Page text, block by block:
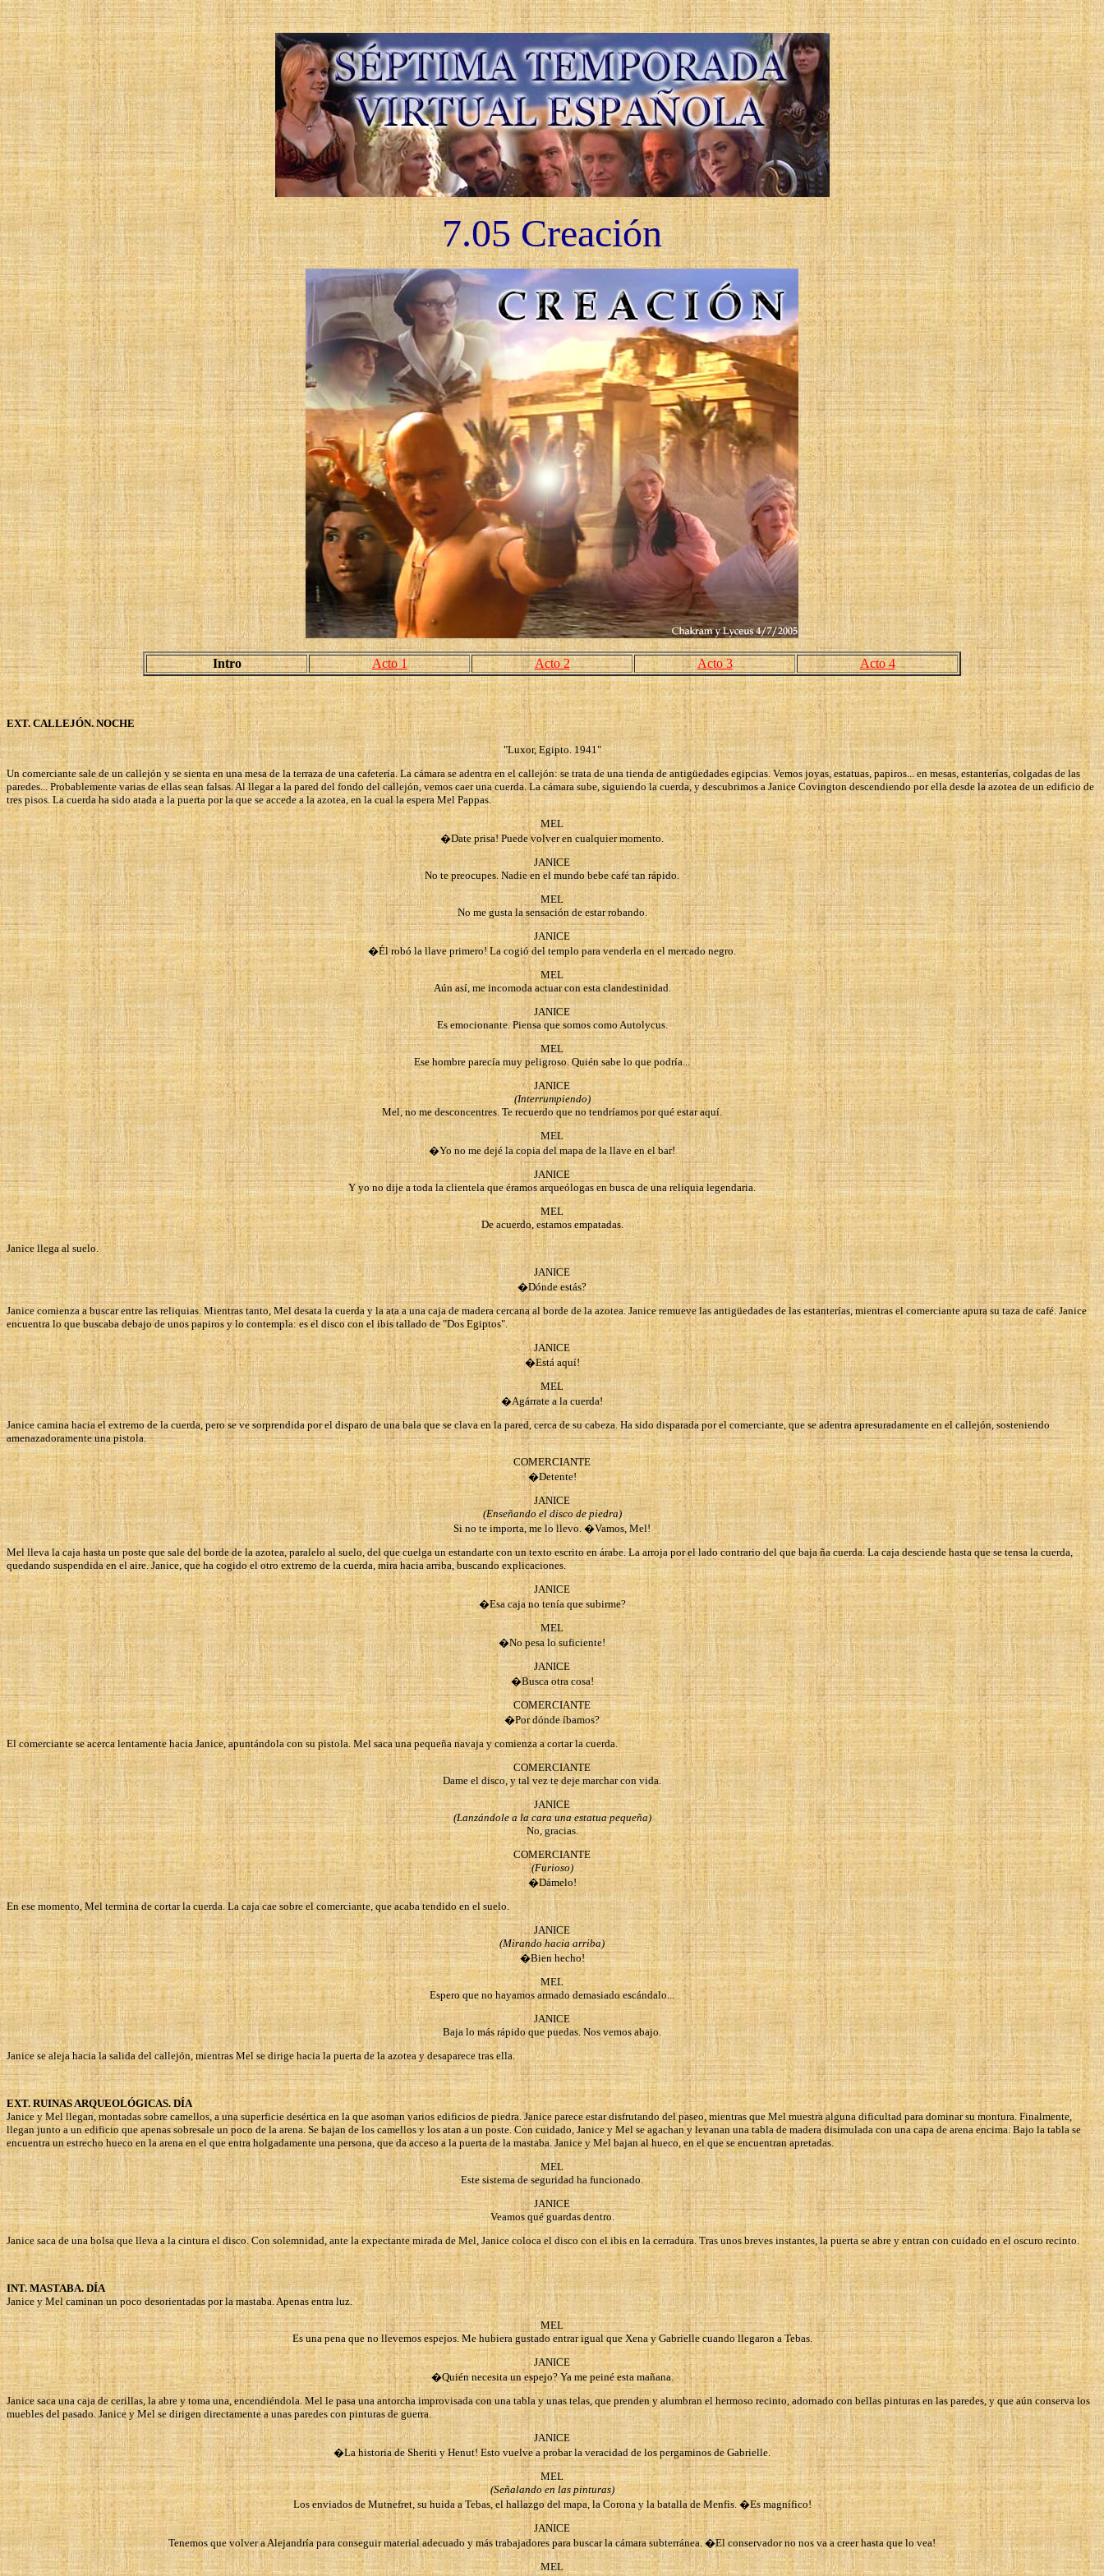
7.05 Creación
Intro Acto 1 Acto 2 Acto 3 Acto 4
EXT. CALLEJÓN. NOCHE
"Luxor, Egipto. 1941"
Un comerciante sale de un callejón y se sienta en una mesa de la terraza de una cafetería. La cámara se adentra en el callejón: se trata de una tienda de antigüedades egipcias. Vemos joyas, estatuas, papiros... en mesas, estanterías, colgadas de las
paredes... Probablemente varias de ellas sean falsas. Al llegar a la pared del fondo del callejón, vemos caer una cuerda. La cámara sube, siguiendo la cuerda, y descubrimos a Janice Covington descendiendo por ella desde la azotea de un edificio de
tres pisos. La cuerda ha sido atada a la puerta por la que se accede a la azotea, en la cual la espera Mel Pappas.
MEL
�Date prisa! Puede volver en cualquier momento.
JANICE
No te preocupes. Nadie en el mundo bebe café tan rápido.
MEL
No me gusta la sensación de estar robando.
JANICE
�Él robó la llave primero! La cogió del templo para venderla en el mercado negro.
MEL
Aún así, me incomoda actuar con esta clandestinidad.
JANICE
Es emocionante. Piensa que somos como Autolycus.
MEL
Ese hombre parecía muy peligroso. Quién sabe lo que podría...
JANICE
(Interrumpiendo)
Mel, no me desconcentres. Te recuerdo que no tendríamos por qué estar aquí.
MEL
�Yo no me dejé la copia del mapa de la llave en el bar!
JANICE
Y yo no dije a toda la clientela que éramos arqueólogas en busca de una reliquia legendaria.
MEL
De acuerdo, estamos empatadas.
Janice llega al suelo.
JANICE
�Dónde estás?
Janice comienza a buscar entre las reliquias. Mientras tanto, Mel desata la cuerda y la ata a una caja de madera cercana al borde de la azotea. Janice remueve las antigüedades de las estanterías, mientras el comerciante apura su taza de café. Janice
encuentra lo que buscaba debajo de unos papiros y lo contempla: es el disco con el ibis tallado de "Dos Egiptos".
JANICE
�Está aquí!
MEL
�Agárrate a la cuerda!
Janice camina hacia el extremo de la cuerda, pero se ve sorprendida por el disparo de una bala que se clava en la pared, cerca de su cabeza. Ha sido disparada por el comerciante, que se adentra apresuradamente en el callejón, sosteniendo
amenazadoramente una pistola.
COMERCIANTE
�Detente!
JANICE
(Enseñando el disco de piedra)
Si no te importa, me lo llevo. �Vamos, Mel!
Mel lleva la caja hasta un poste que sale del borde de la azotea, paralelo al suelo, del que cuelga un estandarte con un texto escrito en árabe. La arroja por el lado contrario del que baja ña cuerda. La caja desciende hasta que se tensa la cuerda,
quedando suspendida en el aire. Janice, que ha cogido el otro extremo de la cuerda, mira hacia arriba, buscando explicaciones.
JANICE
�Esa caja no tenía que subirme?
MEL
�No pesa lo suficiente!
JANICE
�Busca otra cosa!
COMERCIANTE
�Por dónde íbamos?
El comerciante se acerca lentamente hacia Janice, apuntándola con su pistola. Mel saca una pequeña navaja y comienza a cortar la cuerda.
COMERCIANTE
Dame el disco, y tal vez te deje marchar con vida.
JANICE
(Lanzándole a la cara una estatua pequeña)
No, gracias.
COMERCIANTE
(Furioso)
�Dámelo!
En ese momento, Mel termina de cortar la cuerda. La caja cae sobre el comerciante, que acaba tendido en el suelo.
JANICE
(Mirando hacia arriba)
�Bien hecho!
MEL
Espero que no hayamos armado demasiado escándalo...
JANICE
Baja lo más rápido que puedas. Nos vemos abajo.
Janice se aleja hacia la salida del callejón, mientras Mel se dirige hacia la puerta de la azotea y desaparece tras ella.
EXT. RUINAS ARQUEOLÓGICAS. DÍA
Janice y Mel llegan, montadas sobre camellos, a una superficie desértica en la que asoman varios edificios de piedra. Janice parece estar disfrutando del paseo, mientras que Mel muestra alguna dificultad para dominar su montura. Finalmente,
llegan junto a un edificio que apenas sobresale un poco de la arena. Se bajan de los camellos y los atan a un poste. Con cuidado, Janice y Mel se agachan y levanan una tabla de madera disimulada con una capa de arena encima. Bajo la tabla se
encuentra un estrecho hueco en la arena en el que entra holgadamente una persona, que da acceso a la puerta de la mastaba. Janice y Mel bajan al hueco, en el que se encuentran apretadas.
MEL
Este sistema de seguridad ha funcionado.
JANICE
Veamos qué guardas dentro.
Janice saca de una bolsa que lleva a la cintura el disco. Con solemnidad, ante la expectante mirada de Mel, Janice coloca el disco con el ibis en la cerradura. Tras unos breves instantes, la puerta se abre y entran con cuidado en el oscuro recinto.
INT. MASTABA. DÍA
Janice y Mel caminan un poco desorientadas por la mastaba. Apenas entra luz.
MEL
Es una pena que no llevemos espejos. Me hubiera gustado entrar igual que Xena y Gabrielle cuando llegaron a Tebas.
JANICE
�Quién necesita un espejo? Ya me peiné esta mañana.
Janice saca una caja de cerillas, la abre y toma una, encendiéndola. Mel le pasa una antorcha improvisada con una tabla y unas telas, que prenden y alumbran el hermoso recinto, adornado con bellas pinturas en las paredes, y que aún conserva los
muebles del pasado. Janice y Mel se dirigen directamente a unas paredes con pinturas de guerra.
JANICE
�La historia de Sheriti y Henut! Esto vuelve a probar la veracidad de los pergaminos de Gabrielle.
MEL
(Señalando en las pinturas)
Los enviados de Mutnefret, su huida a Tebas, el hallazgo del mapa, la Corona y la batalla de Menfis. �Es magnífico!
JANICE
Tenemos que volver a Alejandría para conseguir material adecuado y más trabajadores para buscar la cámara subterránea. �El conservador no nos va a creer hasta que lo vea!
MEL